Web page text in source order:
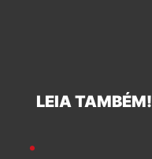
LEIA TAMBÉM!